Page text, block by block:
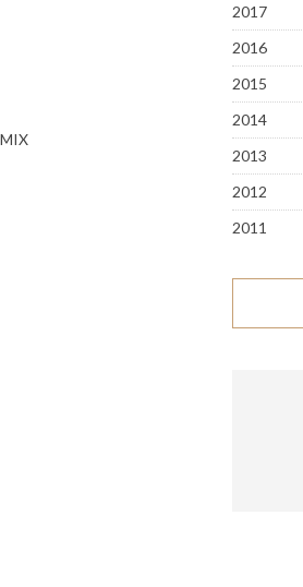
2017
2016
2015
2014
2013
2012
2011